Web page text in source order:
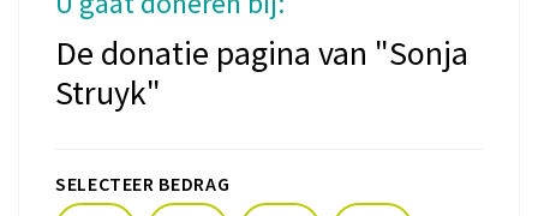
De donatie pagina van "Sonja
Struyk"
SELECTEER BEDRAG